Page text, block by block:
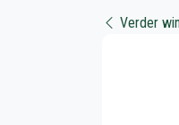
Verder